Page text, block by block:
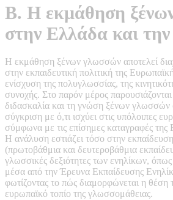
Β. Η εκμάθηση
στην Ελλάδα και
Η εκμάθηση ξένων γλωσσών αποτελεί
στην εκπαιδευτική πολιτική της
ενίσχυση της πολυγλωσσίας, της
συνοχής. Στο παρόν μέρος παρουσιάζονται
διδασκαλία και τη γνώση ξένων
σύγκριση με ό,τι ισχύει στις υπόλοιπες
σύμφωνα με τις επίσημες καταγραφές
Η ανάλυση εστιάζει τόσο στην
(πρωτοβάθμια και δευτεροβάθμια
γλωσσικές δεξιότητες των ενηλίκων, όπως
μέσα από την Έρευνα Εκπαίδευσης
φωτίζοντας το πώς διαμορφώνεται η θέση
ευρωπαϊκό τοπίο της γλωσσομάθειας.